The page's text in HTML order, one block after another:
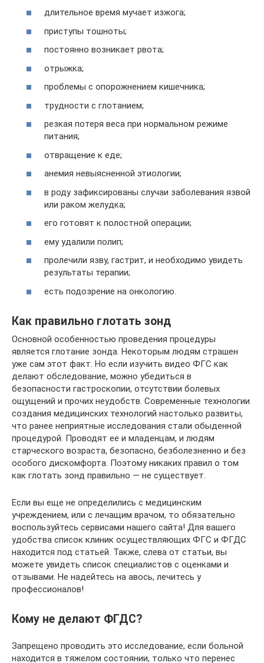
длительное время мучает изжога;
приступы тошноты;
постоянно возникает рвота;
отрыжка;
проблемы с опорожнением кишечника;
трудности с глотанием;
резкая потеря веса при нормальном режиме
питания;
отвращение к еде;
анемия невыясненной этиологии;
в роду зафиксированы случаи заболевания язвой
или раком желудка;
его готовят к полостной операции;
ему удалили полип;
пролечили язву, гастрит, и необходимо увидеть
результаты терапии;
есть подозрение на онкологию.
Как правильно глотать зонд
Основной особенностью проведения процедуры
является глотание зонда. Некоторым людям страшен
уже сам этот факт. Но если изучить видео ФГС как
делают обследование, можно убедиться в
безопасности гастроскопии, отсутствии болевых
ощущений и прочих неудобств. Современные технологии
создания медицинских технологий настолько развиты,
что ранее неприятные исследования стали обыденной
процедурой. Проводят ее и младенцам, и людям
старческого возраста, безопасно, безболезненно и без
особого дискомфорта. Поэтому никаких правил о том
как глотать зонд правильно — не существует.
Если вы еще не определились с медицинским
учреждением, или с лечащим врачом, то обязательно
воспользуйтесь сервисами нашего сайта! Для вашего
удобства список клиник осуществляющих ФГС и ФГДС
находится под статьей. Также, слева от статьи, вы
можете увидеть список специалистов с оценками и
отзывами. Не надейтесь на авось, лечитесь у
профессионалов!
Кому не делают ФГДС?
Запрещено проводить это исследование, если больной
находится в тяжелом состоянии, только что перенес